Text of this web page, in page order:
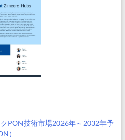
PON技術市場2026年～2032年予
）